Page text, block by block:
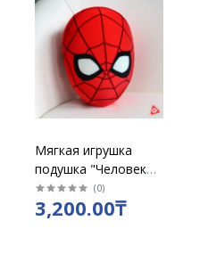
Мягкая игрушка
подушка "Человек
паук" / 7771
(0)
3,200.00₸